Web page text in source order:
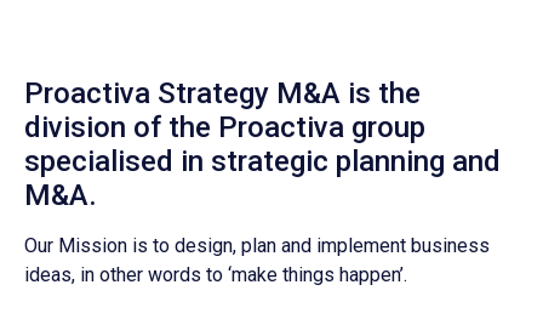
Proactiva Strategy M&A is the
division of the Proactiva group
specialised in strategic planning and
M&A.
Our Mission is to design, plan and implement business
ideas, in other words to ‘make things happen’.